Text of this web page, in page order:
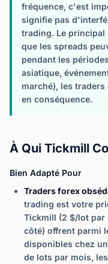
fréquence, c'est
signifie pas
trading. Le principal
que les spreads
pendant les
asiatique,
marché), les
en conséquence.
À Qui Tickmill
Bien Adapté Pour
Traders forex
trading est votre
Tickmill (2 $/lot par
côté) offrent parmi
disponibles chez
de lots par mois,